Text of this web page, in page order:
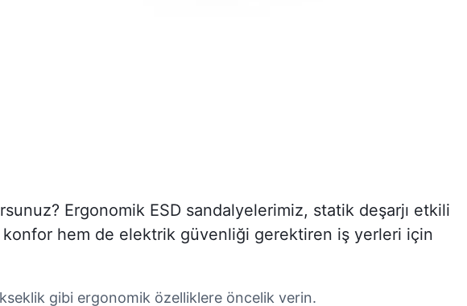
Ergonomik ESD sandalyelerimiz, statik deşarjı etkili
hem de elektrik güvenliği gerektiren iş yerleri için
gibi ergonomik özelliklere öncelik verin.